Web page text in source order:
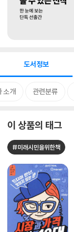
도서정보
소개 관련분류
이 상품의 태그
#미래시민을위한책